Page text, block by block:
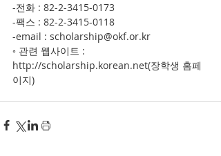
-전화 : 82-2-3415-0173
-팩스 : 82-2-3415-0118
-email : scholarship@okf.or.kr
◦ 관련 웹사이트 :
http://scholarship.korean.net(장학생 홈페
이지)